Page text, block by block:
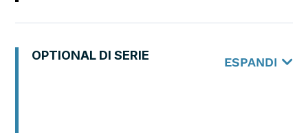
OPTIONAL DI SERIE ESPANDI